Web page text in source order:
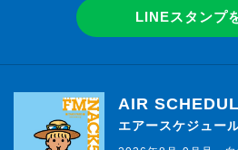
LINEスタンプ
AIR
エアースケジュー